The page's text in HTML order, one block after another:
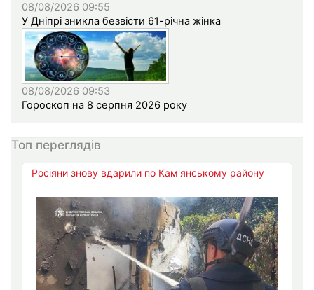
08/08/2026 09:55
У Дніпрі зникла безвісти 61-річна жінка
08/08/2026 09:53
Гороскоп на 8 серпня 2026 року
Топ переглядів
Росіяни знову вдарили по Кам'янському району